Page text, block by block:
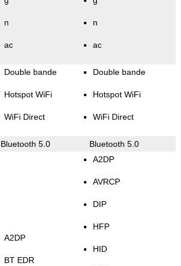
n
ac
n
ac
Double bande
Hotspot WiFi
WiFi Direct
Double bande
Hotspot WiFi
WiFi Direct
Bluetooth 5.0 Bluetooth 5.0
A2DP
BT EDR
A2DP
AVRCP
DIP
HFP
HID